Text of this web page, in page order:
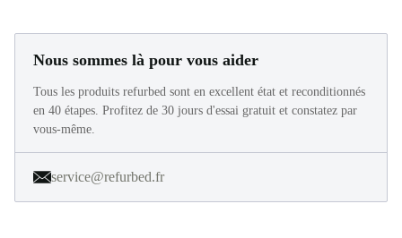
Nous sommes là pour vous aider
Tous les produits refurbed sont en excellent état et reconditionnés
en 40 étapes. Profitez de 30 jours d'essai gratuit et constatez par
vous-même.
service@refurbed.fr